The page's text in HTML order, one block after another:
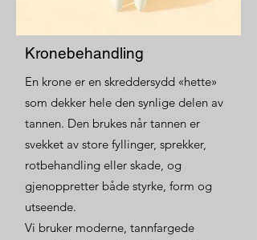
Kronebehandling
En krone er en skreddersydd «hette»
som dekker hele den synlige delen av
tannen. Den brukes når tannen er
svekket av store fyllinger, sprekker,
rotbehandling eller skade, og
gjenoppretter både styrke, form og
utseende.
Vi bruker moderne, tannfargede